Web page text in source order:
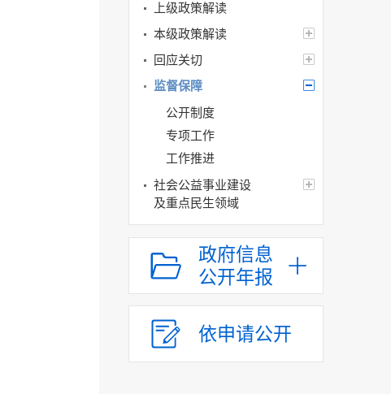
上级政策解读
本级政策解读
回应关切
监督保障
公开制度
专项工作
工作推进
社会公益事业建设
及重点民生领域
政府信息
公开年报
依申请公开